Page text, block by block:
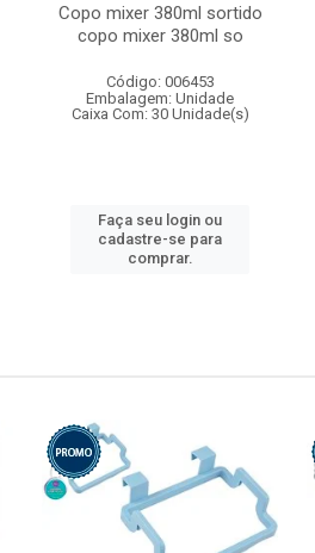
Copo mixer 380ml sortido
copo mixer 380ml so
Código: 006453
Embalagem: Unidade
Caixa Com: 30 Unidade(s)
Faça seu login ou
cadastre-se para
comprar.